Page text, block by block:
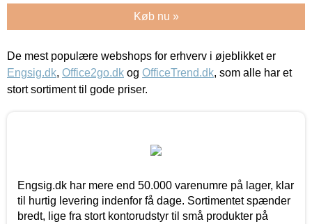
Køb nu »
De mest populære webshops for erhverv i øjeblikket er
Engsig.dk, Office2go.dk og OfficeTrend.dk, som alle har et
stort sortiment til gode priser.
Engsig.dk har mere end 50.000 varenumre på lager, klar
til hurtig levering indenfor få dage. Sortimentet spænder
bredt, lige fra stort kontorudstyr til små produkter på